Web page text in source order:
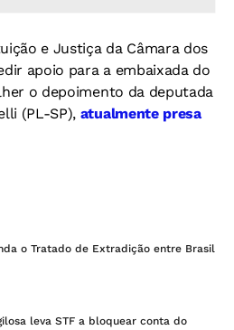
e Justiça da Câmara dos
apoio para a embaixada do
o depoimento da deputada
(PL-SP), atualmente presa
o Tratado de Extradição entre Brasil
leva STF a bloquear conta do